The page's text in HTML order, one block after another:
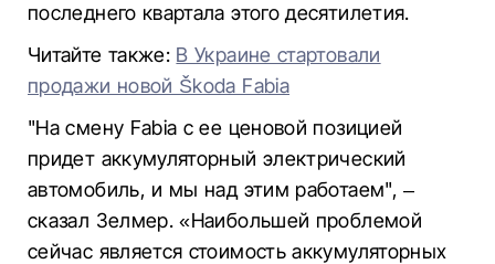
последнего квартала этого десятилетия.
Читайте также: В Украине стартовали
продажи новой Škoda Fabia
"На смену Fabia с ее ценовой позицией
придет аккумуляторный электрический
автомобиль, и мы над этим работаем", –
сказал Зелмер.«Наибольшей проблемой
сейчас является стоимость аккумуляторных